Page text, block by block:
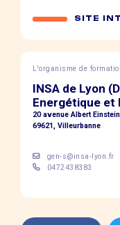
SITE
L'organisme de
INSA de Lyon
Energétique et
20 avenue Albert Einstein
69621, Villeurbanne
gen-s@insa-lyon.fr
0472438383